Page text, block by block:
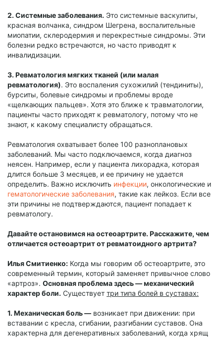
2. Системные заболевания. Это системные васкулиты,
красная волчанка, синдром Шегрена, воспалительные
миопатии, склеродермия и перекрестные синдромы. Эти
болезни редко встречаются, но часто приводят к
инвалидизации.
3. Ревматология мягких тканей (или малая
ревматология). Это воспаления сухожилий (тендиниты),
бурситы, болевые синдромы и проблемы вроде
«щелкающих пальцев». Хотя это ближе к травматологии,
пациенты часто приходят к ревматологу, потому что не
знают, к какому специалисту обращаться.
Ревматология охватывает более 100 разноплановых
заболеваний. Мы часто подключаемся, когда диагноз
неясен. Например, если у пациента лихорадка, которая
длится больше 3 месяцев, и ее причину не удается
определить. Важно исключить инфекции, онкологические и
гематологические заболевания, такие как лейкоз. Если все
эти причины не подтверждаются, пациент попадает к
ревматологу.
Давайте остановимся на остеоартрите. Расскажите, чем
отличается остеоартрит от ревматоидного артрита?
Илья Смитиенко: Когда мы говорим об остеоартрите, это
современный термин, который заменяет привычное слово
«артроз». Основная проблема здесь — механический
характер боли. Существует три типа болей в суставах:
1. Механическая боль — возникает при движении: при
вставании с кресла, сгибании, разгибании суставов. Она
характерна для дегенеративных заболеваний, когда хрящ